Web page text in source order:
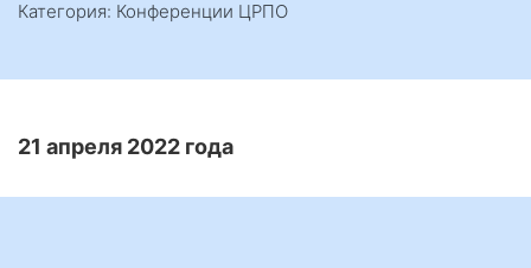
Категория: Конференции ЦРПО
21 апреля 2022 года